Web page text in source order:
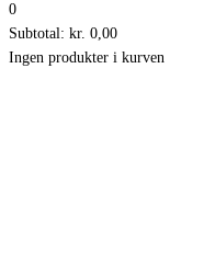
0
Subtotal: kr. 0,00
Ingen produkter i kurven